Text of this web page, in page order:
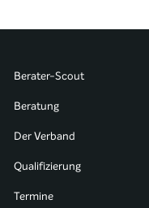
Berater-Scout
Beratung
Der Verband
Qualifizierung
Termine